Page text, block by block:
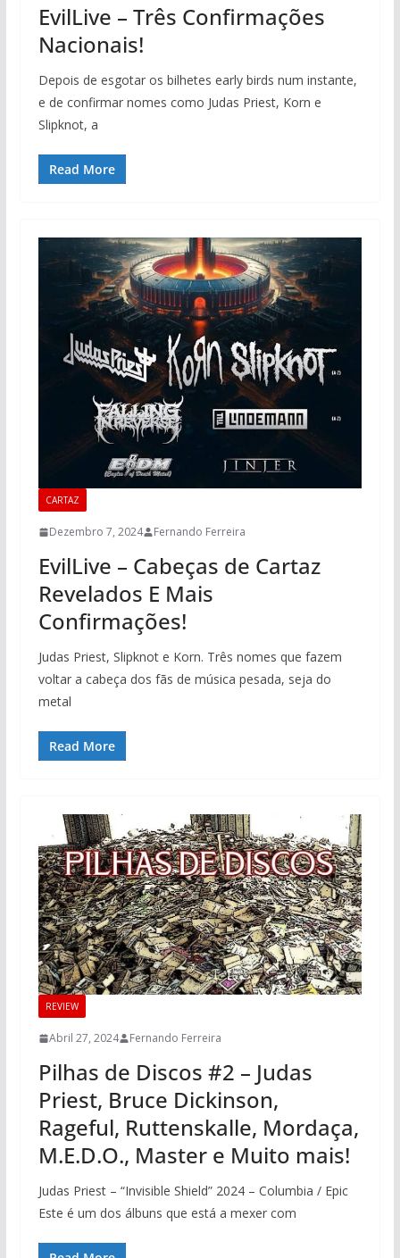
EvilLive – Três Confirmações
Nacionais!
Depois de esgotar os bilhetes early birds num instante,
e de confirmar nomes como Judas Priest, Korn e
Slipknot, a
Read More
CARTAZ
Dezembro 7, 2024 Fernando Ferreira
EvilLive – Cabeças de Cartaz
Revelados E Mais
Confirmações!
Judas Priest, Slipknot e Korn. Três nomes que fazem
voltar a cabeça dos fãs de música pesada, seja do
metal
Read More
REVIEW
Abril 27, 2024 Fernando Ferreira
Pilhas de Discos #2 – Judas
Priest, Bruce Dickinson,
Rageful, Ruttenskalle, Mordaça,
M.E.D.O., Master e Muito mais!
Judas Priest – “Invisible Shield” 2024 – Columbia / Epic
Este é um dos álbuns que está a mexer com